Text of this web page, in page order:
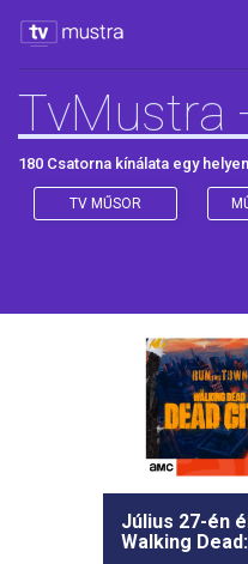
TvMustra
180 Csatorna kínálata egy helyen
TV MŰSOR
Július 27-én
Walking